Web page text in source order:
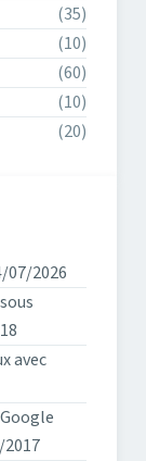
(35)
(10)
(60)
(10)
(20)
07/2026
avec